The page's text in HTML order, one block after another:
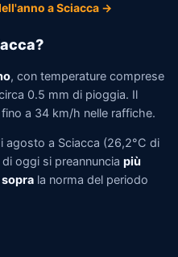
a Sciacca →
, con temperature comprese
0.5 mm di pioggia. Il
a 34 km/h nelle raffiche.
agosto a Sciacca (26,2°C di
oggi si preannuncia più
la norma del periodo